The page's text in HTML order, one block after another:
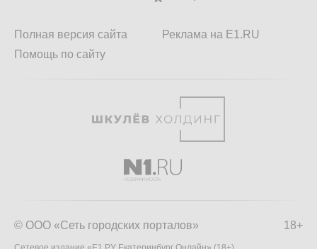
Полная версия сайта
Помощь по сайту
Реклама на E1.RU
18+
© ООО «Сеть городских порталов»